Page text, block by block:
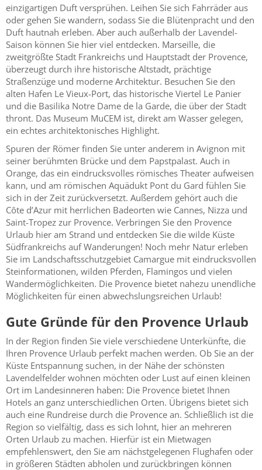
einzigartigen Duft versprühen. Leihen Sie sich Fahrräder aus
oder gehen Sie wandern, sodass Sie die Blütenpracht und den
Duft hautnah erleben. Aber auch außerhalb der Lavendel-
Saison können Sie hier viel entdecken. Marseille, die
zweitgrößte Stadt Frankreichs und Hauptstadt der Provence,
überzeugt durch ihre historische Altstadt, prächtige
Straßenzüge und moderne Architektur. Besuchen Sie den
alten Hafen Le Vieux-Port, das historische Viertel Le Panier
und die Basilika Notre Dame de la Garde, die über der Stadt
thront. Das Museum MuCEM ist, direkt am Wasser gelegen,
ein echtes architektonisches Highlight.
Spuren der Römer finden Sie unter anderem in Avignon mit
seiner berühmten Brücke und dem Papstpalast. Auch in
Orange, das ein eindrucksvolles römisches Theater aufweisen
kann, und am römischen Aquädukt Pont du Gard fühlen Sie
sich in der Zeit zurückversetzt. Außerdem gehört auch die
Côte d’Azur mit herrlichen Badeorten wie Cannes, Nizza und
Saint-Tropez zur Provence. Verbringen Sie den Provence
Urlaub hier am Strand und entdecken Sie die wilde Küste
Südfrankreichs auf Wanderungen! Noch mehr Natur erleben
Sie im Landschaftsschutzgebiet Camargue mit eindrucksvollen
Steinformationen, wilden Pferden, Flamingos und vielen
Wandermöglichkeiten. Die Provence bietet nahezu unendliche
Möglichkeiten für einen abwechslungsreichen Urlaub!
Gute Gründe für den Provence Urlaub
In der Region finden Sie viele verschiedene Unterkünfte, die
Ihren Provence Urlaub perfekt machen werden. Ob Sie an der
Küste Entspannung suchen, in der Nähe der schönsten
Lavendelfelder wohnen möchten oder Lust auf einen kleinen
Ort im Landesinneren haben: Die Provence bietet Ihnen
Hotels an ganz unterschiedlichen Orten. Übrigens bietet sich
auch eine Rundreise durch die Provence an. Schließlich ist die
Region so vielfältig, dass es sich lohnt, hier an mehreren
Orten Urlaub zu machen. Hierfür ist ein Mietwagen
empfehlenswert, den Sie am nächstgelegenen Flughafen oder
in größeren Städten abholen und zurückbringen können